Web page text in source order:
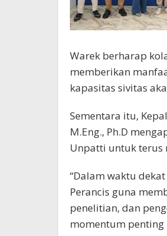
Warek berharap
memberikan
kapasitas sivitas
Sementara itu,
M.Eng., Ph.D
Unpatti untuk terus
“Dalam waktu
Perancis guna
penelitian, dan
momentum